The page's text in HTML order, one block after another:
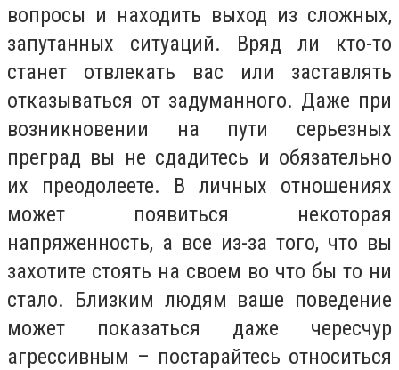
вопросы и находить выход из сложных,
запутанных ситуаций. Вряд ли кто-то
станет отвлекать вас или заставлять
отказываться от задуманного. Даже при
возникновении на пути серьезных
преград вы не сдадитесь и обязательно
их преодолеете. В личных отношениях
может появиться некоторая
напряженность, а все из-за того, что вы
захотите стоять на своем во что бы то ни
стало. Близким людям ваше поведение
может показаться даже чересчур
агрессивным – постарайтесь относиться